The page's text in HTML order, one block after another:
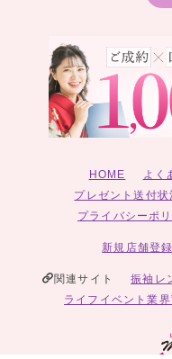
HOME よく
プレゼント送付
プライバシーポ
新規店舗登録
関連サイト
振袖レ
ライフイベント業